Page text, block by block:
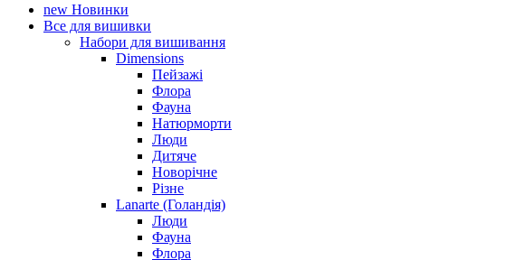
new Новинки
Все для вишивки
Набори для вишивання
Dimensions
Пейзажі
Флора
Фауна
Натюрморти
Люди
Дитяче
Новорічне
Різне
Lanarte (Голандія)
Люди
Фауна
Флора